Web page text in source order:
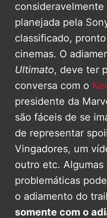
planejada pela
classificado,
cinemas. O
Ultimato, deve ter
conversa com o
presidente da
são fáceis de se
de representar
Vingadores, um
outro etc. Algumas
problemáticas
o adiamento do
somente com o